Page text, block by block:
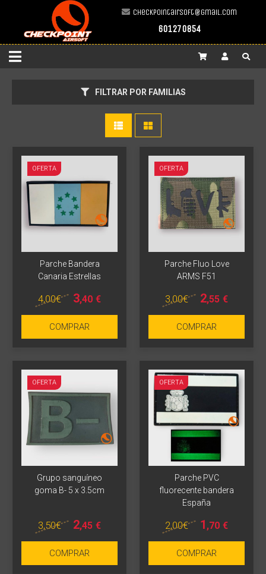
checkpointairsoft@gmail.com
601270854
FILTRAR POR FAMILIAS
OFERTA
Parche Bandera
Canaria Estrellas
4,00€ 3,40 €
COMPRAR
OFERTA
Parche Fluo Love
ARMS F51
3,00€ 2,55 €
COMPRAR
OFERTA
Grupo sanguíneo
goma B- 5 x 3.5cm
3,50€ 2,45 €
COMPRAR
OFERTA
Parche PVC
fluorecente bandera
España
2,00€ 1 ,70 €
COMPRAR
Más info
Más info Más info
Más info
Más info